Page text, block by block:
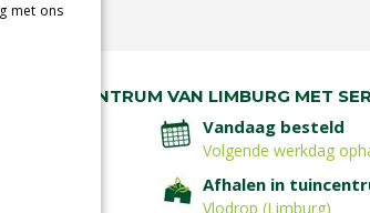
TUINCENTRUM VAN LIMBURG MET
Vandaag besteld
Volgende werkdag
Afhalen in
Vlodrop (Limburg)
met ons